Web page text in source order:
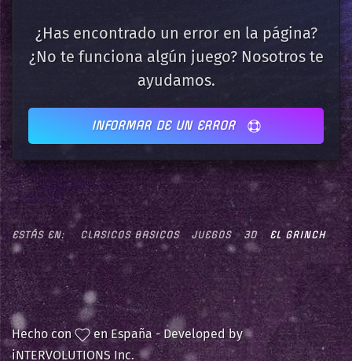
¿Has encontrado un error en la página?
¿No te funciona algún juego? Nosotros te
ayudamos.
INFORMAR DE UN ERROR
ESTÁS EN: CLASICOS BASICOS JUEGOS 3D EL GRINCH
Hecho con
en España - Developed by
iNTERVOLUTIONS Inc.